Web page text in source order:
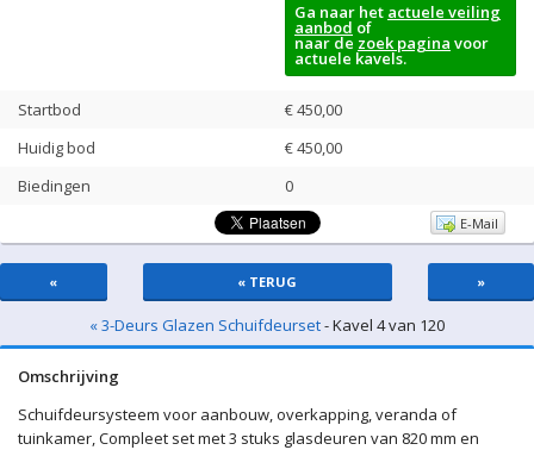
Ga naar het actuele veiling
aanbod of
naar de zoek pagina voor
actuele kavels.
Startbod
€ 450,00
Huidig bod
€450,00
Biedingen
0
E-Mail
« « TERUG »
« 3-Deurs Glazen Schuifdeurset- Kavel 4 van 120
Omschrijving
Schuifdeursysteem voor aanbouw, overkapping, veranda of
tuinkamer, Compleet set met 3 stuks glasdeuren van 820 mm en